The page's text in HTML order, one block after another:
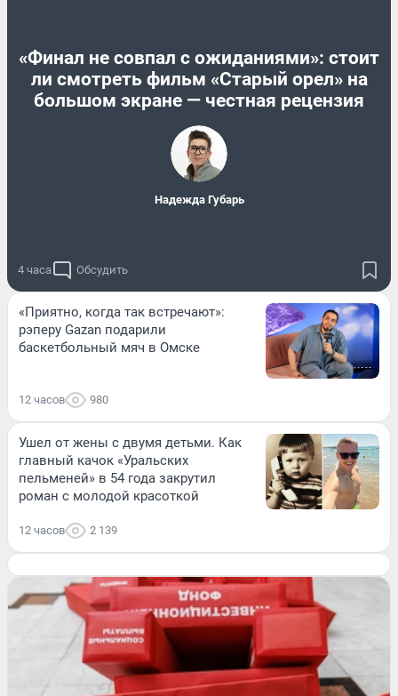
«Финал не совпал с ожиданиями»: стоит
ли смотреть фильм «Старый орел» на
большом экране — честная рецензия
Надежда Губарь
4 часа Обсудить
«Приятно, когда так встречают»:
рэперу Gazan подарили
баскетбольный мяч в Омске
12 часов 980
Ушел от жены с двумя детьми. Как
главный качок «Уральских
пельменей» в 54 года закрутил
роман с молодой красоткой
12 часов 2 139